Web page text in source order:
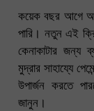
কয়েক বছর আগে
পারি। নতুন এই
কেনাকাটার জন্য
মুদ্রার সাহায্যে
উপার্জন করতে
জানুন।